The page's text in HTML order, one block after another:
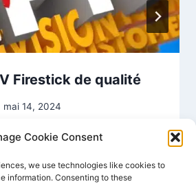
Cookie Consent
we use technologies like cookies to
information. Consenting to these
Firestick de qualité
mai 14, 2024